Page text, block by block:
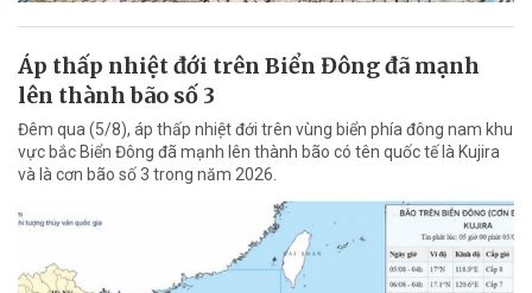
Áp thấp nhiệt đới trên Biển Đông đã mạnh
lên thành bão số 3
Đêm qua (5/8), áp thấp nhiệt đới trên vùng biển phía đông nam khu
vực bắc Biển Đông đã mạnh lên thành bão có tên quốc tế là Kujira
và là cơn bão số 3 trong năm 2026.